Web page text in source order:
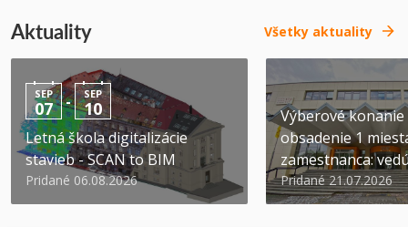
Aktuality Všetky aktuality
SEP
07 - SEP
10
Letná škola digitalizácie
stavieb - SCAN to BIM
Pridané 06.08.2026
Výberové konanie
obsadenie 1
zamestnanca:
Pridané 21.07.2026